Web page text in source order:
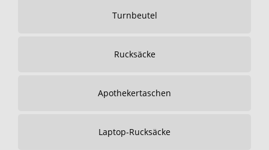
Turnbeutel
Rucksäcke
Apothekertaschen
Laptop-Rucksäcke